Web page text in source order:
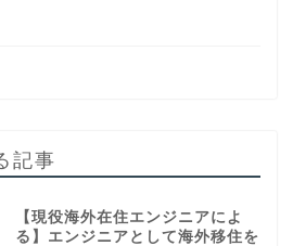
記事
【現役海外在住エンジニアによ
る】エンジニアとして海外移住を